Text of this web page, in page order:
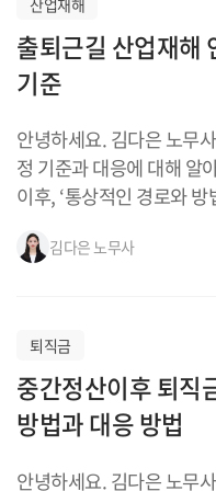
합니다. 2. 시용 해고의
의 경우 일반 해고보다 다
객관적으로 합리적인 이
고 판단하고 있습니다.
낮다는 사정만으로는 해
공정성과 개선 가능성 부
위법이 되는 경우 해고 사
출퇴근길 산업재해
기준
안녕하세요. 김다은 노무
정 기준과 대응에 대해
이후, ‘통상적인 경로와
산재로 인정되고 있습니
로 산재가 아니었으나, 법
출퇴근 산재는 단순 사고
의 목적·경로·행위 성
인 출퇴근 재해로 인정되
위해서는 다음 세 가지 요
와 취업 장소를 시점 또
작하거나 마친 이후 이루
김다은노무사
퇴직금
중간정산이후 퇴직
방법과 대응 방법
안녕하세요. 김다은 노무